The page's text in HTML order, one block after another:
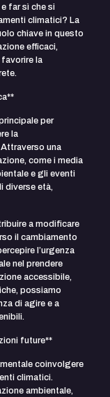
far sì che si
climatici? La
chiave in questo
efficaci,
la
per
la
una
come i media
e gli eventi
diverse età,
a modificare
il cambiamento
l’urgenza
nel prendere
accessibile,
possiamo
di agire e a
future**
coinvolgere
climatici.
ambientale,